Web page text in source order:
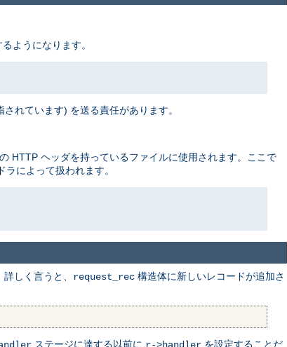
ようになります。
されています) を送る責任があります。
HTTP ヘッダを持っているファイルに使用されます。ここで
ラによって扱われます。
しく言うと、 request_rec 構造体に新しいレコードが追加さ
ステージに達する以前に を設定することだ